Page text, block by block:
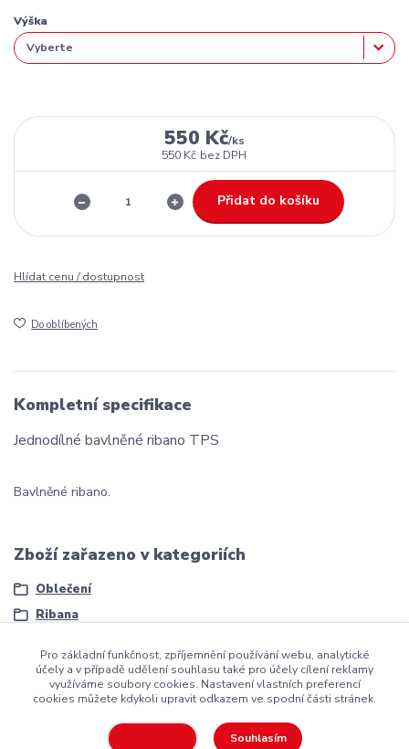
Výška
550 Kč/ks
550 Kč bez DPH
Přidat do košíku
Hlídat cenu / dostupnost
Do oblíbených
Kompletní specifikace
Jednodílné bavlněné ribano TPS
Bavlněné ribano.
Zboží zařazeno v kategoriích
Oblečení
Ribana
Copyright ©2016Hockeyzone.cz Brnovaše značková
za rozumnou cenu
Pro základní funkčnost, zpříjemnění používání webu, analytické
účely a v případě udělení souhlasu také pro účely cílení reklamy
využíváme soubory cookies. Nastavení vlastních preferencí
cookies můžete kdykoli upravit odkazem ve spodní části stránek.
Souhlasím